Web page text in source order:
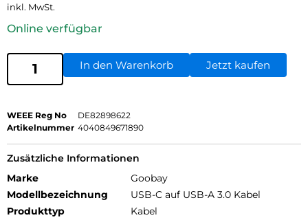
inkl. MwSt.
Online verfügbar
In den Warenkorb Jetzt kaufen
WEEE Reg No
DE82898622
Artikelnummer 4040849671890
Zusätzliche Informationen
Marke
Goobay
Modellbezeichnung
USB-C auf USB-A 3.0 Kabel
Produkttyp
Kabel